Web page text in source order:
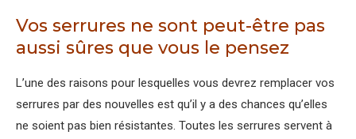
Vos serrures ne sont peut-être pas
aussi sûres que vous le pensez
L’une des raisons pour lesquelles vous devrez remplacer vos
serrures par des nouvelles est qu’il y a des chances qu’elles
ne soient pas bien résistantes. Toutes les serrures servent à